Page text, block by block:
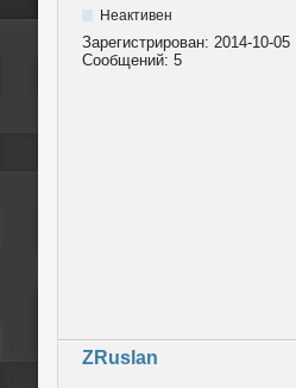
Неактивен
Зарегистрирован: 2014-10-05
Сообщений: 5
ZRuslan